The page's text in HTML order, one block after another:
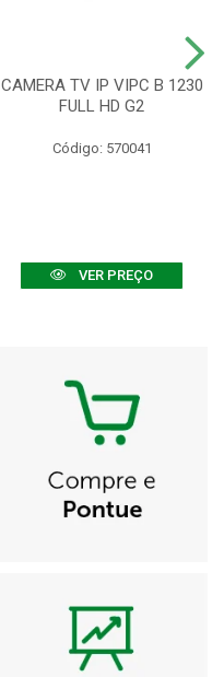
CAMERA TV IP VIPC B 1230
FULL HD G2
Código: 570041
VER PREÇO